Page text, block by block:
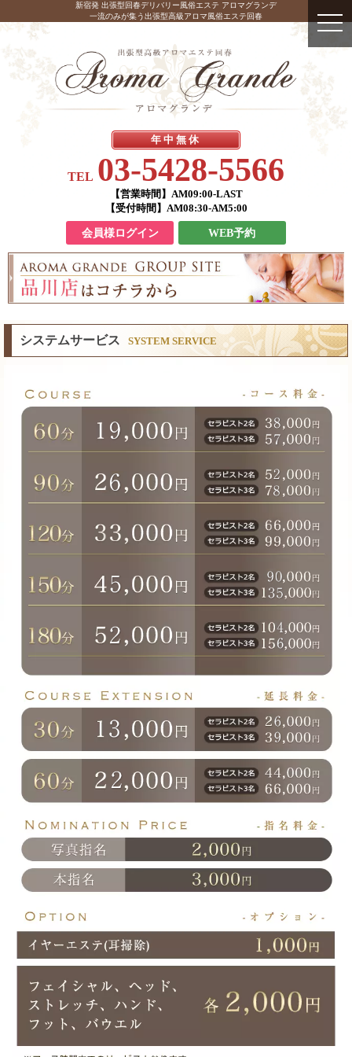
新宿発 出張型回春デリバリー風俗エステ アロマグランデ
一流のみが集う出張型高級アロマ風俗エステ回春
年中無休
TEL 03-5428-5566
【営業時間】 AM09:00-LAST
【受付時間】 AM08:30-AM5:00
会員様ログイン WEB予約
システムサービス SYSTEM SERVICE